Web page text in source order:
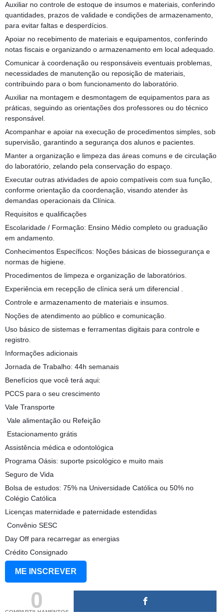
Auxiliar no controle de estoque de insumos e materiais, conferindo
quantidades, prazos de validade e condições de armazenamento,
para evitar faltas e desperdícios.
Apoiar no recebimento de materiais e equipamentos, conferindo
notas fiscais e organizando o armazenamento em local adequado.
Comunicar à coordenação ou responsáveis eventuais problemas,
necessidades de manutenção ou reposição de materiais,
contribuindo para o bom funcionamento do laboratório.
Auxiliar na montagem e desmontagem de equipamentos para as
práticas, seguindo as orientações dos professores ou do técnico
responsável.
Acompanhar e apoiar na execução de procedimentos simples, sob
supervisão, garantindo a segurança dos alunos e pacientes.
Manter a organização e limpeza das áreas comuns e de circulação
do laboratório, zelando pela conservação do espaço.
Executar outras atividades de apoio compatíveis com sua função,
conforme orientação da coordenação, visando atender às
demandas operacionais da Clínica.
Requisitos e qualificações
Escolaridade / Formação: Ensino Médio completo ou graduação
em andamento.
Conhecimentos Específicos: Noções básicas de biossegurança e
normas de higiene.
Procedimentos de limpeza e organização de laboratórios.
Experiência em recepção de clínica será um diferencial .
Controle e armazenamento de materiais e insumos.
Noções de atendimento ao público e comunicação.
Uso básico de sistemas e ferramentas digitais para controle e
registro.
Informações adicionais
Jornada de Trabalho: 44h semanais
Benefícios que você terá aqui:
PCCS para o seu crescimento
Vale Transporte
️ Vale alimentação ou Refeição
️ Estacionamento grátis
Assistência médica e odontológica
‍Programa Oásis: suporte psicológico e muito mais
Seguro de Vida
Bolsa de estudos: 75% na Universidade Católica ou 50% no
Colégio Católica
Licenças maternidade e paternidade estendidas
️ Convênio SESC
Day Off para recarregar as energias
Crédito Consignado
ME INSCREVER
0